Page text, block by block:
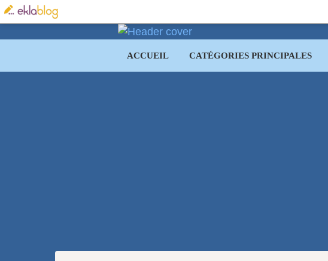
ACCUEIL CATÉGORIES PRINCIPALES